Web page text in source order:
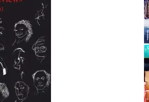
(1984-
2012),
DD.AA.,
Acantilado,
2020